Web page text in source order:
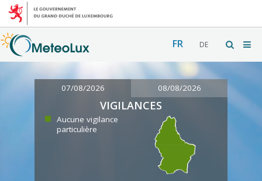
FR DE
07/08/2026 08/08/2026
VIGILANCES
Aucune vigilance
particulière